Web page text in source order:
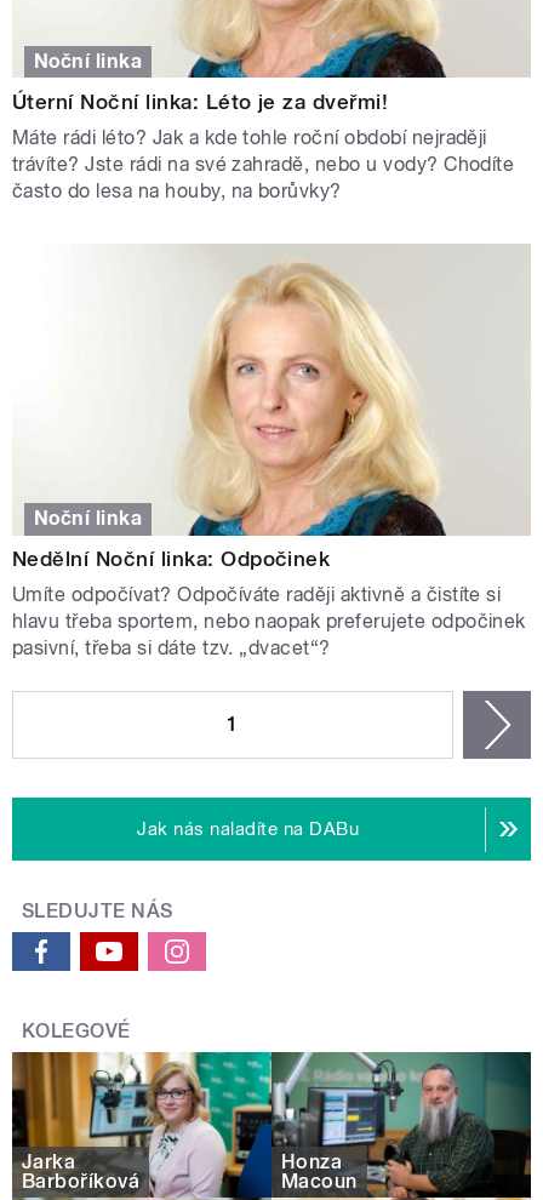
Noční linka
Úterní Noční linka: Léto je za dveřmi!
Máte rádi léto? Jak a kde tohle roční období nejraději
trávíte? Jste rádi na své zahradě, nebo u vody? Chodíte
často do lesa na houby, na borůvky?
Noční linka
Nedělní Noční linka: Odpočinek
Umíte odpočívat? Odpočíváte raději aktivně a čistíte si
hlavu třeba sportem, nebo naopak preferujete odpočinek
pasivní, třeba si dáte tzv. „dvacet“?
1
Jak nás naladíte na DABu
SLEDUJTE NÁS
KOLEGOVÉ
Jarka
Barboříková
Honza
Macoun